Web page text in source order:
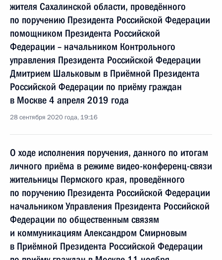
жителя Сахалинской области, проведённого
по поручению Президента Российской Федерации
помощником Президента Российской
Федерации – начальником Контрольного
управления Президента Российской Федерации
Дмитрием Шальковым в Приёмной Президента
Российской Федерации по приёму граждан
в Москве 4 апреля 2019 года
28 сентября 2020 года, 19:16
О ходе исполнения поручения, данного по итогам
личного приёма в режиме видео-конференц-связи
жительницы Пермского края, проведённого
по поручению Президента Российской Федерации
начальником Управления Президента Российской
Федерации по общественным связям
и коммуникациям Александром Смирновым
в Приёмной Президента Российской Федерации